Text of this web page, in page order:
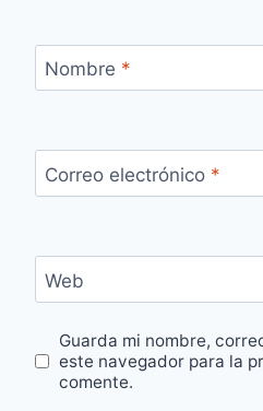
Nombre *
Correo electrónico *
Web
Guarda mi nombre,
este navegador para la
comente.